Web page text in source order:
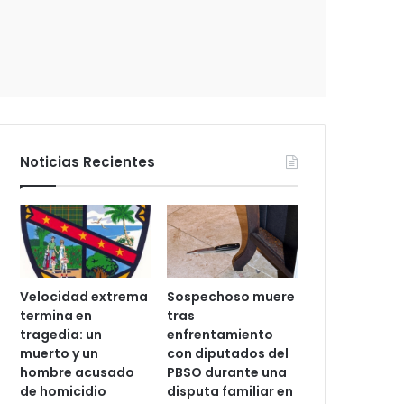
i
o
Noticias Recientes
Velocidad extrema
termina en
tragedia: un
muerto y un
hombre acusado
de homicidio
Sospechoso muere
tras
enfrentamiento
con diputados del
PBSO durante una
disputa familiar en